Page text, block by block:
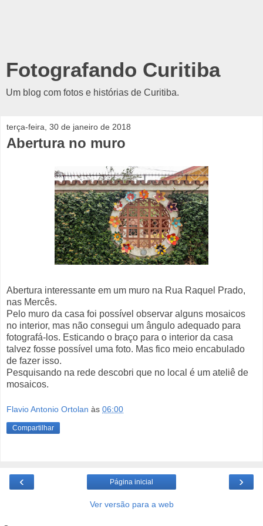
Fotografando Curitiba
Um blog com fotos e histórias de Curitiba.
terça-feira, 30 de janeiro de 2018
Abertura no muro
Abertura interessante em um muro na Rua Raquel Prado,
nas Mercês.
Pelo muro da casa foi possível observar alguns mosaicos
no interior, mas não consegui um ângulo adequado para
fotografá-los. Esticando o braço para o interior da casa
talvez fosse possível uma foto. Mas fico meio encabulado
de fazer isso.
Pesquisando na rede descobri que no local é um ateliê de
mosaicos.
Flavio Antonio Ortolan às 06:00
Compartilhar
‹ ›
Página inicial
Ver versão para a web